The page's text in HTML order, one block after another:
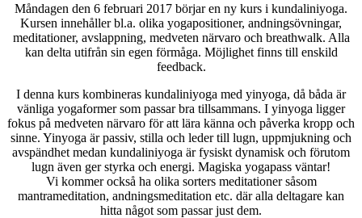
Måndagen den 6 februari 2017 börjar en ny kurs i kundaliniyoga.
Kursen innehåller bl.a. olika yogapositioner, andningsövningar,
meditationer, avslappning, medveten närvaro och breathwalk. Alla
kan delta utifrån sin egen förmåga. Möjlighet finns till enskild
feedback.
I denna kurs kombineras kundaliniyoga med yinyoga, då båda är
vänliga yogaformer som passar bra tillsammans. I yinyoga ligger
fokus på medveten närvaro för att lära känna och påverka kropp och
sinne. Yinyoga är passiv, stilla och leder till lugn, uppmjukning och
avspändhet medan kundaliniyoga är fysiskt dynamisk och förutom
lugn även ger styrka och energi. Magiska yogapass väntar!
Vi kommer också ha olika sorters meditationer såsom
mantrameditation, andningsmeditation etc. där alla deltagare kan
hitta något som passar just dem.